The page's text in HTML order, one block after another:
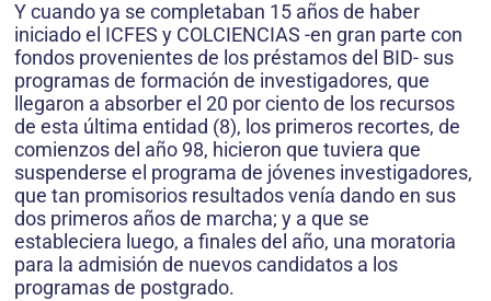
Y cuando ya se completaban 15 años de haber
iniciado el ICFES y COLCIENCIAS -en gran parte con
fondos provenientes de los préstamos del BID- sus
programas de formación de investigadores, que
llegaron a absorber el 20 por ciento de los recursos
de esta última entidad (8), los primeros recortes, de
comienzos del año 98, hicieron que tuviera que
suspenderse el programa de jóvenes investigadores,
que tan promisorios resultados venía dando en sus
dos primeros años de marcha; y a que se
estableciera luego, a finales del año, una moratoria
para la admisión de nuevos candidatos a los
programas de postgrado.